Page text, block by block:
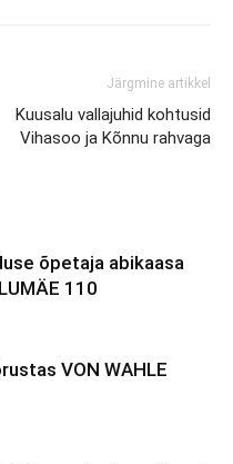
Järgmine artikkel
Kuusalu vallajuhid kohtusid
Vihasoo ja Kõnnu rahvaga
õpetaja abikaasa
110
VON WAHLE